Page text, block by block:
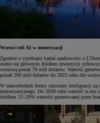
Wzrost roli AI w motoryzacji
Zgodnie z wynikami badań naukowców z
stanie się głównym źródłem inwestycji
wyniosą ponad 70 mld dolarów. Wartość
ponad 200 mld dolarów do 2025 roku dla
W samochodach formy sztucznej inteligencji są
motoryzacyjnego. Do 2030 roku wartość ta ma
źródłem 15–20% wartości generowanej przez